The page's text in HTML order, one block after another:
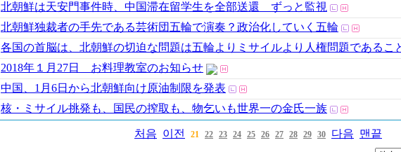
北朝鮮は天安門事件時、中国滞在留学生を全部送還 ずっと監視
北朝鮮独裁者の手先である芸術団五輪で演奏？政治化していく五輪
各国の首脳は、北朝鮮の切迫な問題は五輪よりミサイルより人権問題である
2018年１月27日 お料理教室のお知らせ
中国、1月6日から北朝鮮向け原油制限を発表
核・ミサイル挑発も、国民の搾取も、物乞いも世界一の金氏一族
처음 이전 21 22 23 24 25 26 27 28 29 30 다음 맨끝